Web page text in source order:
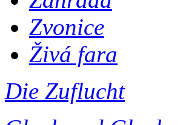
Zvonice
Živá fara
Die Zuflucht